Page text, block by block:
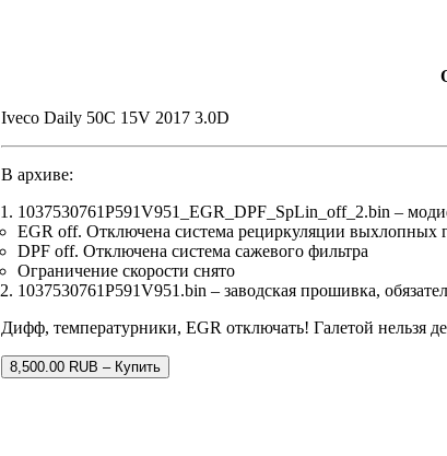
Iveco Daily 50C 15V 2017 3.0D
В архиве:
1037530761P591V951_EGR_DPF_SpLin_off_2.bin –
EGR off. Отключена система рециркуляции выхлопных
DPF off. Отключена система сажевого фильтра
Ограничение скорости снято
1037530761P591V951.bin – заводская прошивка,
Дифф, температурники, EGR отключать! Галетой нельзя
8,500.00 RUB – Купить